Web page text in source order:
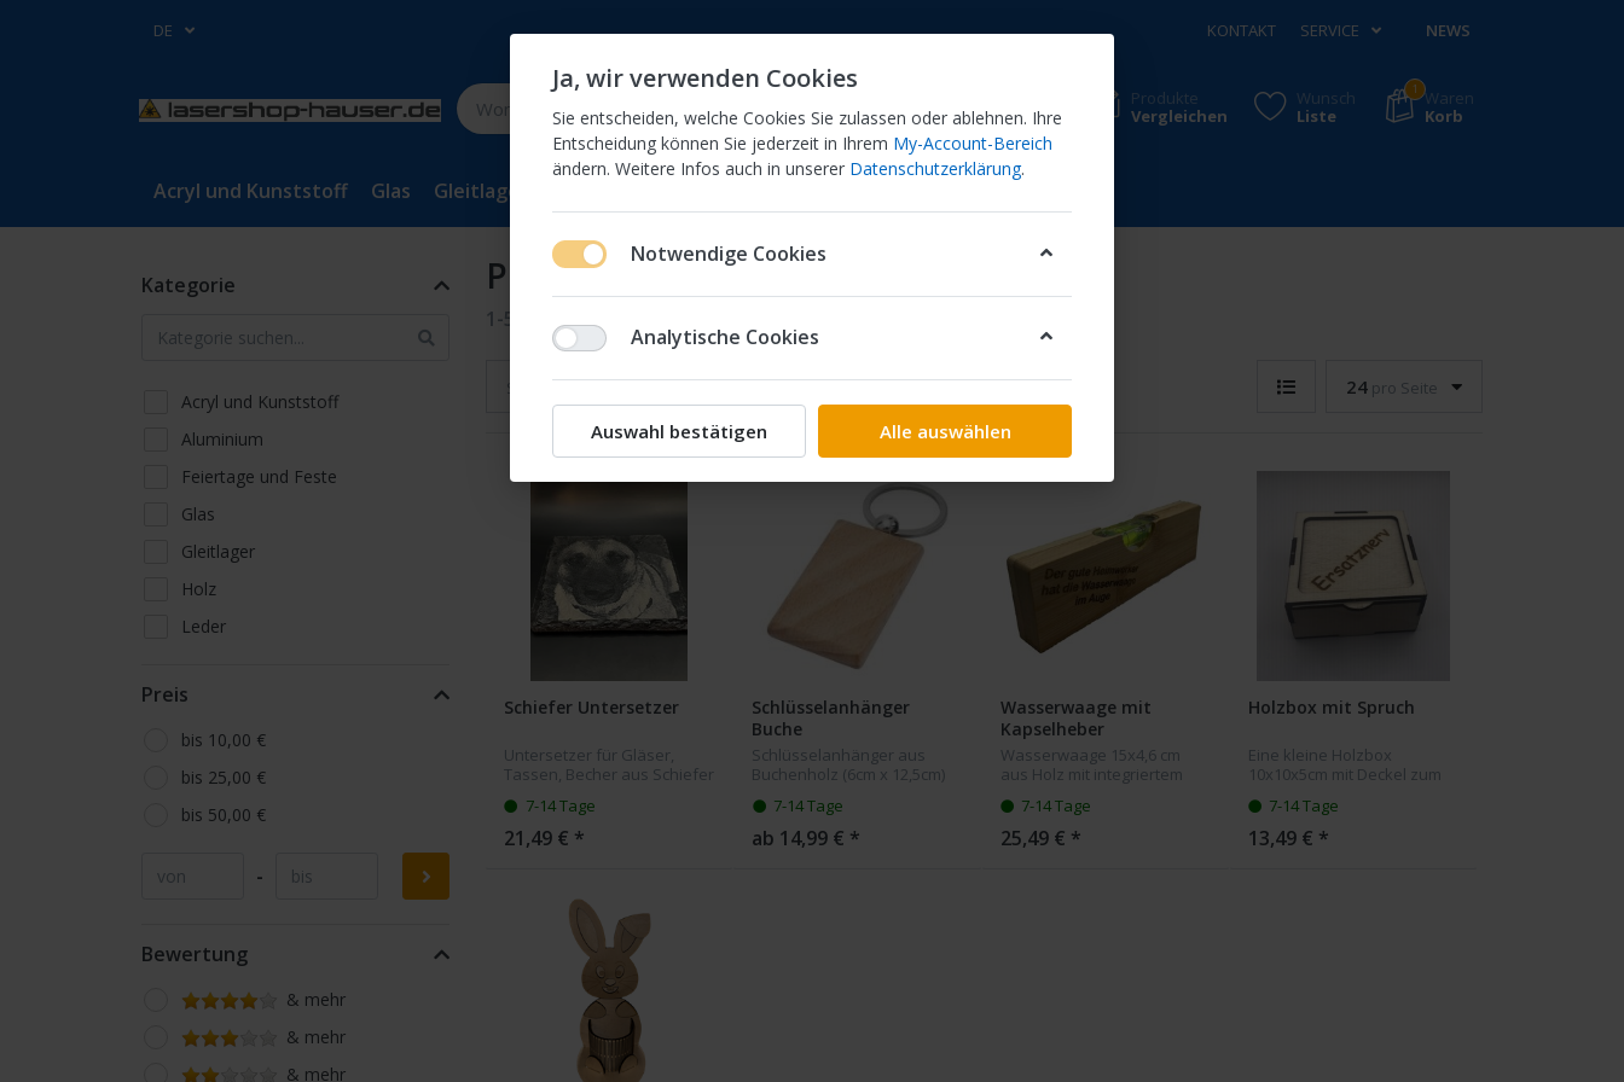
DE KONTAKT SERVICE NEWS
Produkte
Vergleichen
Wunsch
Liste
1 Waren
Korb
Acryl und Kunststoff Glas Gleitlager
Kategorie
Acryl und Kunststoff
Aluminium
Feiertage und Feste
Glas
Gleitlager
Holz
Leder
Stein
Werbeartikel
Preis
bis 10,00 €
bis 25,00 €
bis 50,00 €
-
Bewertung
& mehr
& mehr
& mehr
Produkte markiert mit
1-5 5
Sortiere nachEmpfehlung 24pro Seite
Schiefer Untersetzer
Untersetzer für Gläser,
Tassen, Becher aus Schiefer
Untersetzer haben eine
Größe von 10x10 cm.
7-14 Tage
21,49 € *
Schlüsselanhänger
Buche
Schlüsselanhänger aus
Buchenholz (6cm x 12,5cm)
abgebildete Gravur der
Automarke dient nur als
Muster und wird aus
7-14 Tage
ab 14,99 € *
Wasserwaage mit
Kapselheber
Wasserwaage 15x4,6 cm
aus Holz mit integriertem
nach Wunsch. Die Holzfarbe
kann da es sich um ein
Naturprodukt handelt
7-14 Tage
25,49 € *
Holzbox mit Spruch
Eine kleine Holzbox
10x10x5cm mit Deckel zum
Ihrem Wunsch auf dem
Deckel
7-14 Tage
13,49 € *
Ja, wir verwenden Cookies
Sie entscheiden, welche Cookies Sie zulassen oder ablehnen. Ihre
Entscheidung können Sie jederzeit in Ihrem My-Account-Bereich
ändern. Weitere Infos auch in unserer Datenschutzerklärung.
Notwendige Cookies
Analytische Cookies
Auswahl bestätigen Alle auswählen